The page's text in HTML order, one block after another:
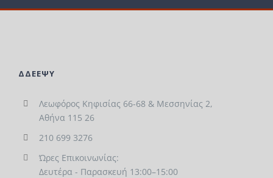
ΔΔΕΕΨΥ
Λεωφόρος Κηφισίας 66-68 & Μεσσηνίας 2,
Αθήνα 115 26
210 699 3276
Ώρες Επικοινωνίας:
Δευτέρα - Παρασκευή 13:00–15:00